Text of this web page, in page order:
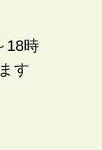
18時
す